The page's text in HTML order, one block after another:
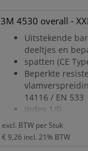
bescherming
elastiek in de
enkelstukken
betere pasvorm
Pluist bijna niet
Antistatische
3M 4530 overall -
Uitstekende
deeltjes en
spatten (CE
Beperkte
14116 / EN 533
Index 1/0
Zeer ademend
Ritssluiting
makkelijk
excl. BTW per Stuk
€ 9,26 incl. 21% BTW